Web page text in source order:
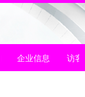
企业信息 访客